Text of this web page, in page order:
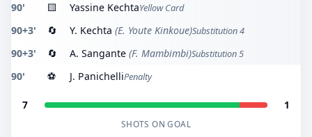
90' 🟨 Yassine KechtaYellow Card
90+3' 🔄 Y. Kechta (E. Youte Kinkoue)Substitution 4
90+3' 🔄 A. Sangante (F. Mambimbi)Substitution 5
90' ⚽ J. PanichelliPenalty
7 1
SHOTS ON GOAL